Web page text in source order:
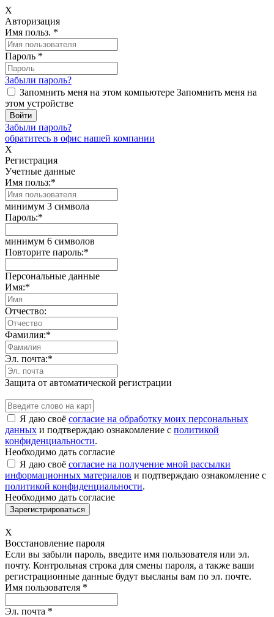
X
Авторизация
Имя польз. *
Пароль *
Забыли пароль?
Запомнить меня на этом компьютере Запомнить меня на
этом устройстве
Забыли пароль?
обратитесь в офис нашей компании
X
Регистрация
Учетные данные
Имя польз:*
минимум 3 символа
Пароль:*
минимум 6 символов
Повторите пароль:*
Персональные данные
Имя:*
Отчество:
Фамилия:*
Эл. почта:*
Защита от автоматической регистрации
Я даю своё согласие на обработку моих персональных
данных и подтверждаю ознакомление с политикой
конфиденциальности.
Необходимо дать согласие
Я даю своё согласие на получение мной рассылки
информационных материалов и подтверждаю ознакомление с
политикой конфиденциальности.
Необходимо дать согласие
X
Восстановление пароля
Если вы забыли пароль, введите имя пользователя или эл.
почту. Контрольная строка для смены пароля, а также ваши
регистрационные данные будут высланы вам по эл. почте.
Имя пользователя *
Эл. почта *